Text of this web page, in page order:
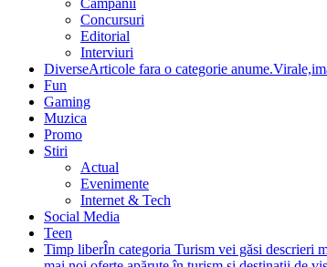
Campanii
Concursuri
Editorial
Interviuri
DiverseArticole fara o categorie
Fun
Gaming
Muzica
Promo
Stiri
Actual
Evenimente
Internet & Tech
Social Media
Teen
Timp liberÎn categoria Turism vei găsi descrieri